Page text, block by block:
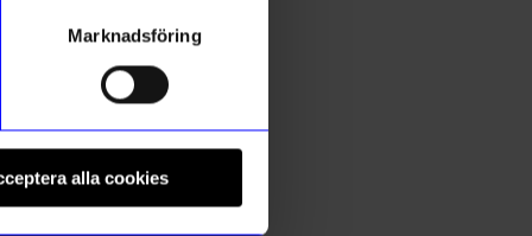
Marknadsföring
alla cookiesVäggavel 75x30 1-p svart